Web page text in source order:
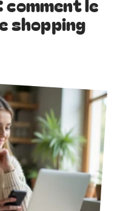
shopping